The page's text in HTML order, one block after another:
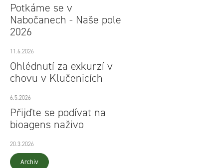
Potkáme se v
Nabočanech - Naše pole
2026
11.6.2026
Ohlédnutí za exkurzí v
chovu v Klučenicích
6.5.2026
Přijďte se podívat na
bioagens naživo
20.3.2026
Archiv